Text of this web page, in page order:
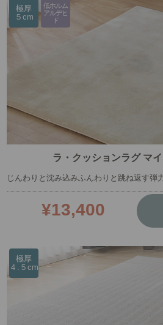
極厚
５cm
低ホルム
アルデヒ
ド
ラ・クッションラグ マ
じんわりと沈み込みふんわりと跳ね返す弾
¥13,400
極厚
４.５cm